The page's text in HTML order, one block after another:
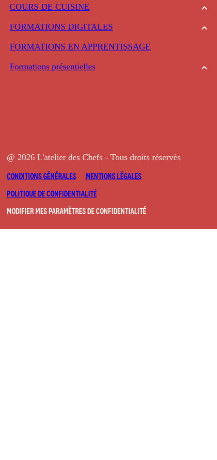
COURS DE CUISINE
FORMATIONS DIGITALES
FORMATIONS EN APPRENTISSAGE
Formations présentielles
@ 2026 L'atelier des Chefs - Tous droits réservés
CONDITIONS GÉNÉRALES
MENTIONS LÉGALES
POLITIQUE DE CONFIDENTIALITÉ
MODIFIER MES PARAMÈTRES DE CONFIDENTIALITÉ